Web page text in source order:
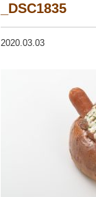
_DSC1835
2020.03.03